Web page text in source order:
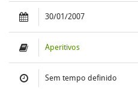
30/01/2007
Aperitivos
Sem tempo definido